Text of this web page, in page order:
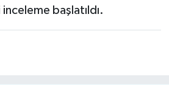
başlatıldı.